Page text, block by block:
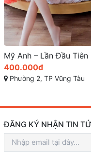
600.000đ
Nguyễn Văn Trỗi, Phước Hưng, Bà Rịa, Bà Rịa - Vũng
ĐĂNG KÝ NHẬN TIN